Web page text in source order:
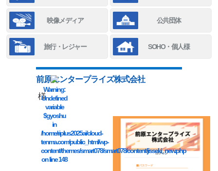
映像メディア 公共団体
旅行・レジャー SOHO・個人様
Warning:
Undefined
variable
$gyoshu
in
/home/riplus2025ai/cloud-
tenma.com/public_html/wp-
content/themes/smart078/smart078/content/jisseki_new.php
on line148
前原エンタープライズ株式会社
様